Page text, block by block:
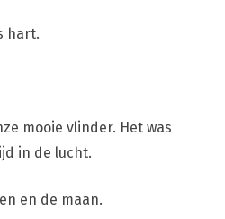
hart.
mooie vlinder. Het was
in de lucht.
en de maan.